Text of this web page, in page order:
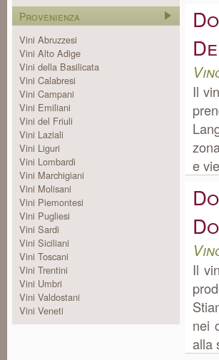
Provenienza
Vini Abruzzesi
Vini Alto Adige
Vini della Basilicata
Vini Calabresi
Vini Campani
Vini Emiliani
Vini del Friuli
Vini Laziali
Vini Liguri
Vini Lombardi
Vini Marchigiani
Vini Molisani
Vini Piemontesi
Vini Pugliesi
Vini Sardi
Vini Siciliani
Vini Toscani
Vini Trentini
Vini Umbri
Vini Valdostani
Vini Veneti
Il
e
Il
nei
alla